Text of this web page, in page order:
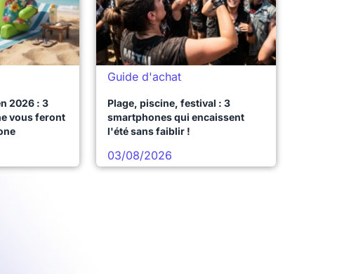
2026 : 3
vous feront
Guide d'achat
Plage, piscine, festival : 3
smartphones qui encaissent
l'été sans faiblir !
03/08/2026